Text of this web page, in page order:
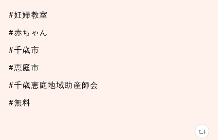
#妊婦教室
#赤ちゃん
#千歳市
#恵庭市
#千歳恵庭地域助産師会
#無料